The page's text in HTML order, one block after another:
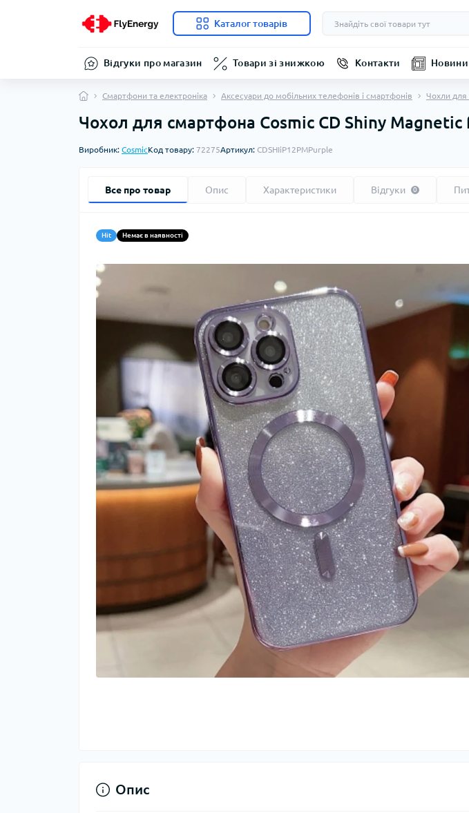
Каталог товарів
Відгуки про магазин Товари зі знижкою Контакти Новини
Смартфони та електроніка Аксесуари до мобільних телефонів і смартфонів Чохли для
Чохол для смартфона Cosmic CD Shiny
Виробник: CosmicКод товару: 72275Артикул: CDSHIiP12PMPurple
Все про товар Опис Характеристики Відгуки 0
Hit Немає в наявності
Опис